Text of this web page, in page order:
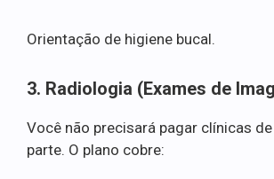
Orientação de higiene bucal.
3. Radiologia (Exames de
Você não precisará pagar clínicas
parte. O plano cobre: